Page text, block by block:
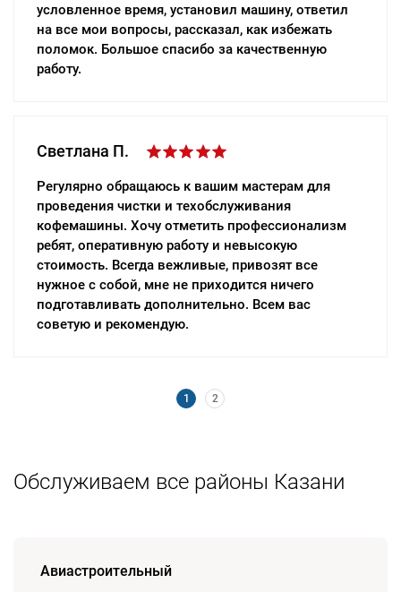
условленное время, установил машину, ответил
на все мои вопросы, рассказал, как избежать
поломок. Большое спасибо за качественную
работу.
Светлана П.
Регулярно обращаюсь к вашим мастерам для
проведения чистки и техобслуживания
кофемашины. Хочу отметить профессионализм
ребят, оперативную работу и невысокую
стоимость. Всегда вежливые, привозят все
нужное с собой, мне не приходится ничего
подготавливать дополнительно. Всем вас
советую и рекомендую.
приехали, все рассказали и показали, ремонт
выполнили не больше, чем за час. Обязательно
обращусь еще, если возникнет необходимость.
приехали в выходной день, быстро починили
стиральную машину. Ребята – настоящие
профессионалы своего дела, привезли с собой
все инструменты, проверили машинку,
рассказали, что сломалось. Думала, что повезут
ее в мастерскую, но ремонт провели прямо у меня
дома. Всем рекомендую!
1 2
Обслуживаем все районы Казани
Авиастроительный